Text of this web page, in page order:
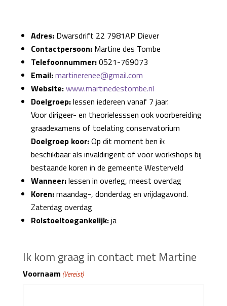
Adres:Dwarsdrift 22 7981AP Diever
Contactpersoon:Martine des Tombe
Telefoonnummer:0521-769073
Email:martinerenee@gmail.com
Website:www.martinedestombe.nl
Doelgroep:lessen iedereen vanaf 7 jaar.
Voor dirigeer- en theorielesssen ook voorbereiding
graadexamens of toelating conservatorium
Doelgroep koor:Op dit moment ben ik
beschikbaar als invaldirigent of voor workshops bij
bestaande koren in de gemeente Westerveld
Wanneer:lessen in overleg, meest overdag
Koren:maandag-, donderdag en vrijdagavond.
Zaterdag overdag
Rolstoeltoegankelijk:ja
Ik kom graag in contact met Martine
Voornaam (Vereist)